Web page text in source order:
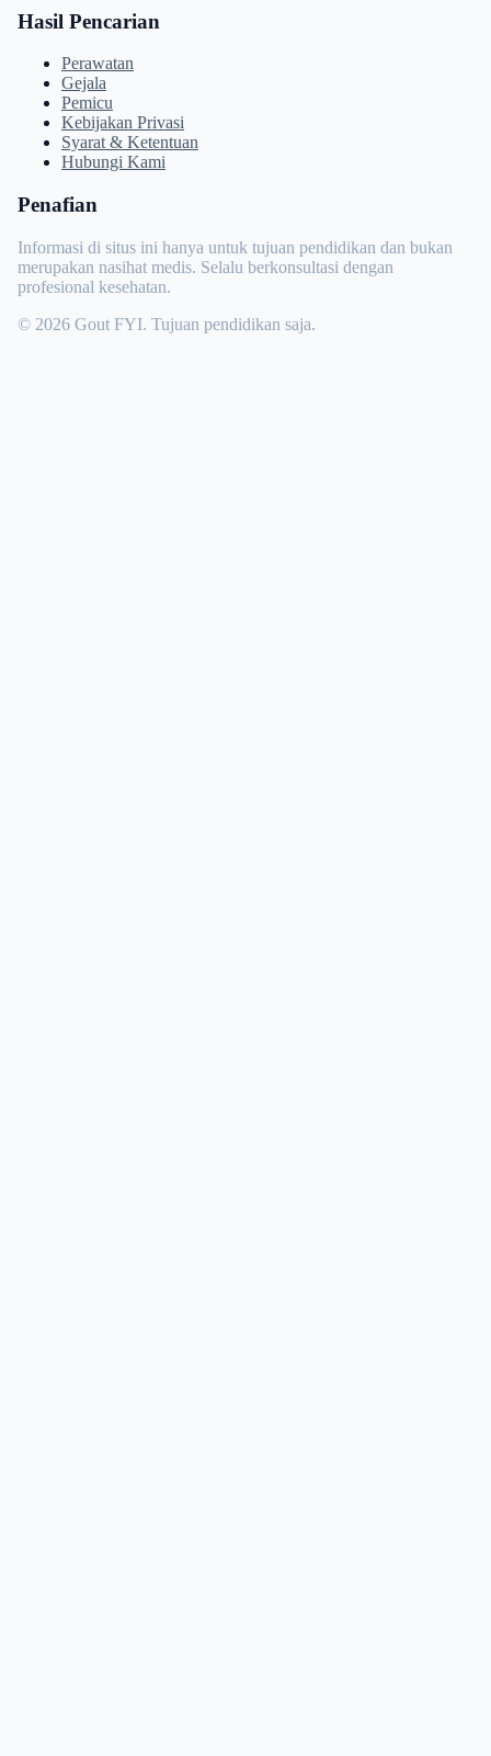
Hasil Pencarian
Perawatan
Gejala
Pemicu
Kebijakan Privasi
Syarat & Ketentuan
Hubungi Kami
Penafian
Informasi di situs ini hanya untuk tujuan pendidikan dan bukan
merupakan nasihat medis. Selalu berkonsultasi dengan
profesional kesehatan.
© 2026 Gout FYI. Tujuan pendidikan saja.